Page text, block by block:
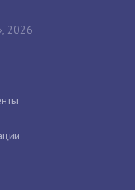
2026